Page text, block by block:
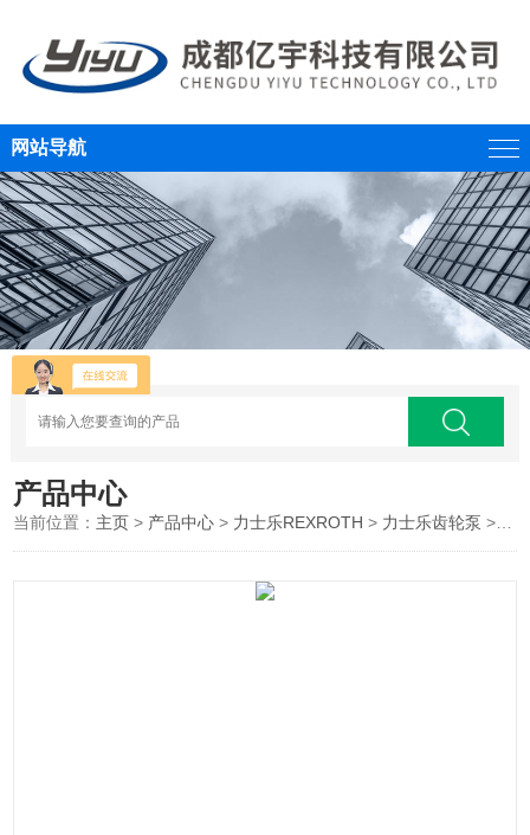
网站导航
产品中心
当前位置： 主页 > 产品中心 > 力士乐REXROTH > 力士乐齿轮泵 >力士乐REXROTH齿轮泵